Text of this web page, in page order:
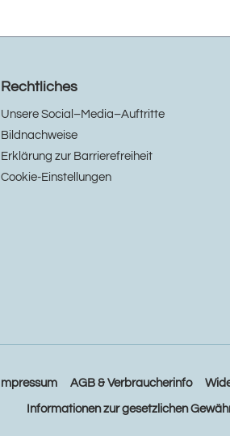
Rechtliches
Unsere Social–Media–Auftritte
Bildnachweise
Erklärung zur Barrierefreiheit
Cookie-Einstellungen
Impressum AGB & Verbraucherinfo
Informationen zur gesetzlichen